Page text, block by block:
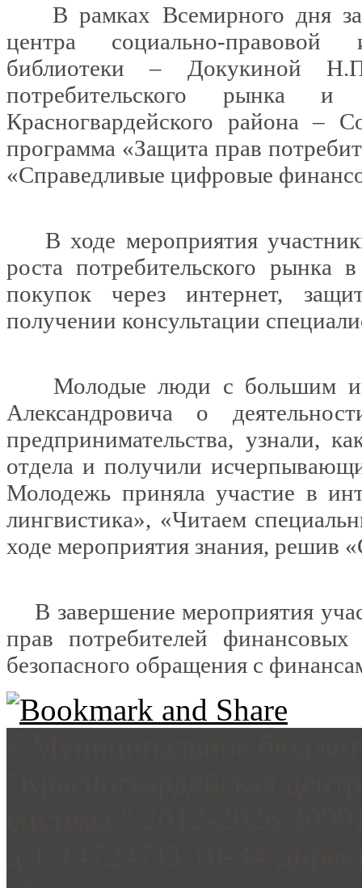
В рамках Всемирного дня
центра социально-
библиотеки – Докукиной
потребительского рынка и
Красногвардейского района –
программа «Защита прав
«Справедливые цифровые
В ходе мероприятия
роста потребительского рынка
покупок через интернет,
получении консультации
Молодые люди с большим
Александровича о
предпринимательства, узнали,
отдела и получили
Молодежь приняла участие в
лингвистика», «Читаем
ходе мероприятия знания, решив
В завершение мероприятия
прав потребителей
безопасного обращения с